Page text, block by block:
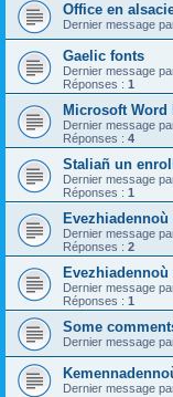
Office en
Dernier message
Gaelic fonts
Dernier message
Réponses : 1
Microsoft Word
Dernier message
Réponses : 4
Staliañ un
Dernier message
Réponses : 1
Dernier message
Réponses : 2
Dernier message
Réponses : 1
Some
Dernier message
Dernier message